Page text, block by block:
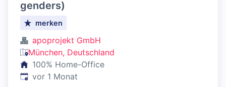
genders)
merken
apoprojekt GmbH
München, Deutschland
100% Home-Office
Veröffentlicht:
vor 1 Monat